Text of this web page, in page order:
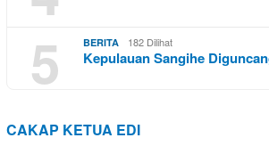
5 BERITA 182 Dilihat
Kepulauan Sangihe
CAKAP KETUA EDI